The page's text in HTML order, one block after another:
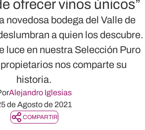
ofrecer vinos únicos”
novedosa bodega del Valle de
a quien los descubre.
luce en nuestra Selección Puro
nos comparte su
historia.
Alejandro Iglesias
de Agosto de 2021
COMPARTIR